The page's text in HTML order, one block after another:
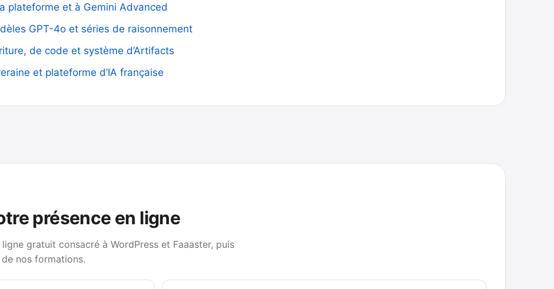
plateforme et à Gemini Advanced
GPT-4o et séries de raisonnement
de code et système d’Artifacts
et plateforme d’IA française
présence en ligne
gratuit consacré à WordPress et Faaaster, puis
nos formations.